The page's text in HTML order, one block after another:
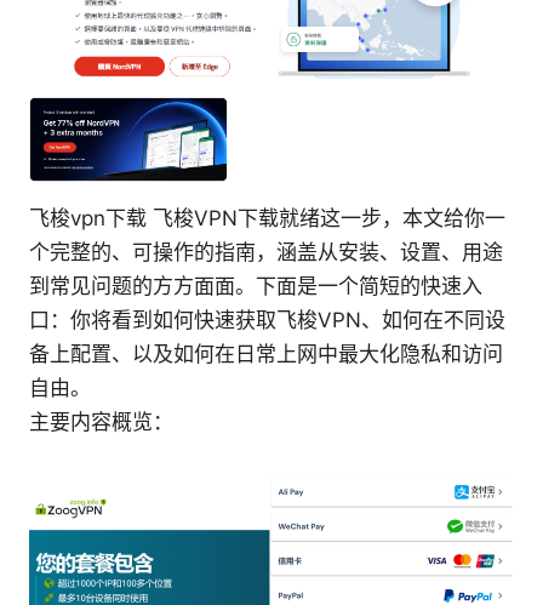
飞梭vpn下载 飞梭VPN下载就绪这一步，本文给你一
个完整的、可操作的指南，涵盖从安装、设置、用途
到常见问题的方方面面。下面是一个简短的快速入
口：你将看到如何快速获取飞梭VPN、如何在不同设
备上配置、以及如何在日常上网中最大化隐私和访问
自由。
主要内容概览：